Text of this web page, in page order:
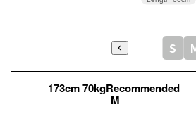
173cm 70kgRecommended
M
S